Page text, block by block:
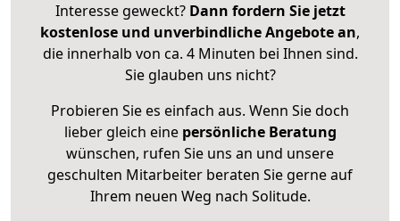
Interesse geweckt? Dann fordern Sie jetzt
kostenlose und unverbindliche Angebote an,
die innerhalb von ca. 4 Minuten bei Ihnen sind.
Sie glauben uns nicht?
Probieren Sie es einfach aus. Wenn Sie doch
lieber gleich eine persönliche Beratung
wünschen, rufen Sie uns an und unsere
geschulten Mitarbeiter beraten Sie gerne auf
Ihrem neuen Weg nach Solitude.